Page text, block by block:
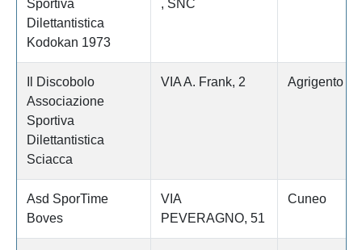
Sportiva
Dilettantistica
Kodokan 1973
, SNC
Il Discobolo
Associazione
Sportiva
Dilettantistica
Sciacca
VIA A. Frank, 2 Agrigento
Asd SporTime
Boves
VIA
PEVERAGNO, 51
Cuneo